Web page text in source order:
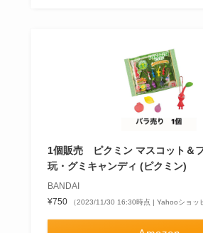
1個販売 ピクミン マスコット＆
玩・グミキャンディ (ピクミン)
BANDAI
¥750
（2023/11/30 16:30時点 | Yahooショッ